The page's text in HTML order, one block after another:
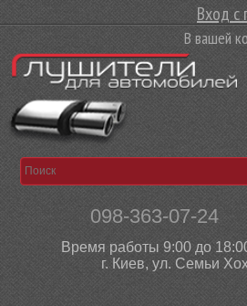
Вход с
В вашей
098-363-07-24
Время работы 9:00 до
г. Киев, ул. Семьи